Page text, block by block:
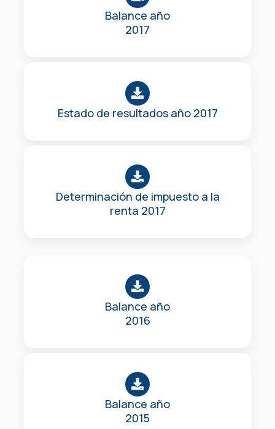
Balance año
2017
Estado de resultados año 2017
Determinación de impuesto a la
renta 2017
Balance año
2016
Balance año
2015